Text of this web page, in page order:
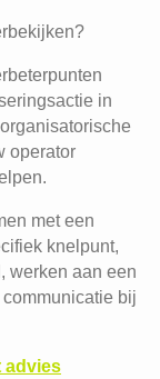
in
operator
met een
knelpunt,
werken aan een
bij
advies